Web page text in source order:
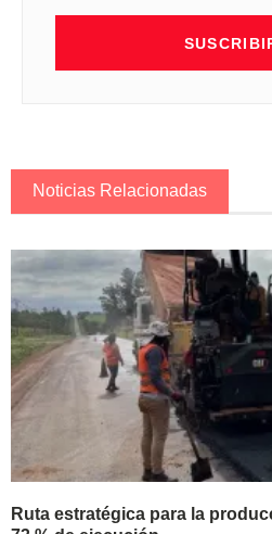
Noticias Relacionadas
Ruta estratégica para la